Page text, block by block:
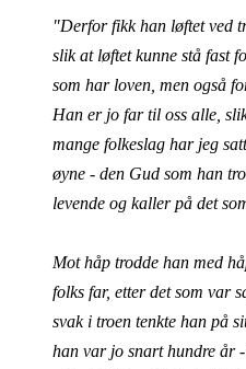
"Derfor fikk han løftet ved
slik at løftet kunne stå fast
som har loven, men også
Han er jo far til oss alle,
mange folkeslag har jeg
øyne - den Gud som han
levende og kaller på det
Mot håp trodde han med
folks far, etter det som var
svak i troen tenkte han på
han var jo snart hundre år